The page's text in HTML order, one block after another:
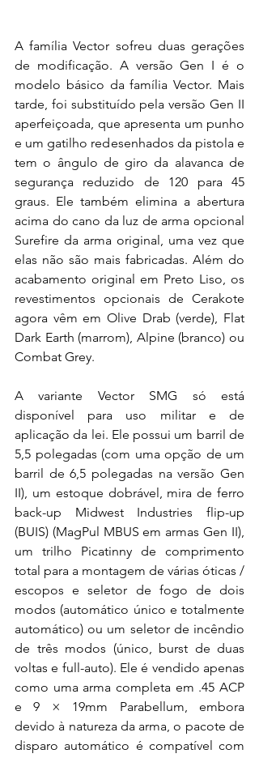
A família Vector sofreu duas gerações
de modificação. A versão Gen I é o
modelo básico da família Vector. Mais
tarde, foi substituído pela versão Gen II
aperfeiçoada, que apresenta um punho
e um gatilho redesenhados da pistola e
tem o ângulo de giro da alavanca de
segurança reduzido de 120 para 45
graus. Ele também elimina a abertura
acima do cano da luz de arma opcional
Surefire da arma original, uma vez que
elas não são mais fabricadas. Além do
acabamento original em Preto Liso, os
revestimentos opcionais de Cerakote
agora vêm em Olive Drab (verde), Flat
Dark Earth (marrom), Alpine (branco) ou
Combat Grey.
A variante Vector SMG só está
disponível para uso militar e de
aplicação da lei. Ele possui um barril de
5,5 polegadas (com uma opção de um
barril de 6,5 polegadas na versão Gen
II), um estoque dobrável, mira de ferro
back-up Midwest Industries flip-up
(BUIS) (MagPul MBUS em armas Gen II),
um trilho Picatinny de comprimento
total para a montagem de várias óticas /
escopos e seletor de fogo de dois
modos (automático único e totalmente
automático) ou um seletor de incêndio
de três modos (único, burst de duas
voltas e full-auto). Ele é vendido apenas
como uma arma completa em .45 ACP
e 9 × 19mm Parabellum, embora
devido à natureza da arma, o pacote de
disparo automático é compatível com